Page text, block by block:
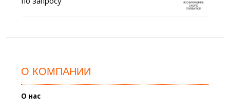
О КОМПАНИИ
О нас